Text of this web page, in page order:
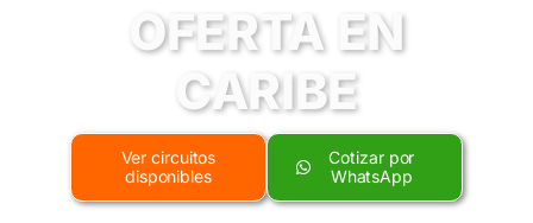
OFERTA EN
CARIBE
Ver circuitos
disponibles
Cotizar por
WhatsApp